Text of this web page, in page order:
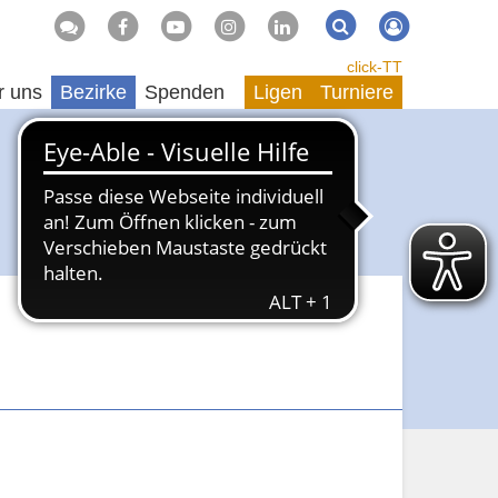
Suche Suchen
uns Bezirke Spenden
click-TT
Ligen Turniere